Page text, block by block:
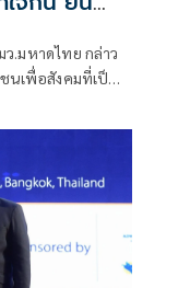
.มหาดไทย กล่าว
นเพื่อสังคมที่เป็น
รหรือไม่ ว่า เมื่อวัน